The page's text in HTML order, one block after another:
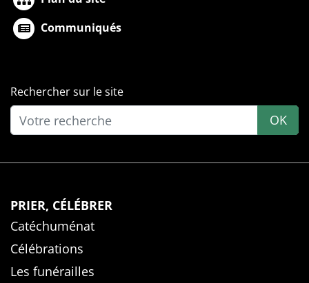
Communiqués
Rechercher sur le site
OK
PRIER, CÉLÉBRER
Catéchuménat
Célébrations
Les funérailles